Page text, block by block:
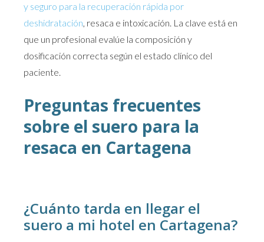
y seguro para la recuperación rápida por
deshidratación, resaca e intoxicación. La clave está en
que un profesional evalúe la composición y
dosificación correcta según el estado clínico del
paciente.
Preguntas frecuentes
sobre el suero para la
resaca en Cartagena
¿Cuánto tarda en llegar el
suero a mi hotel en Cartagena?